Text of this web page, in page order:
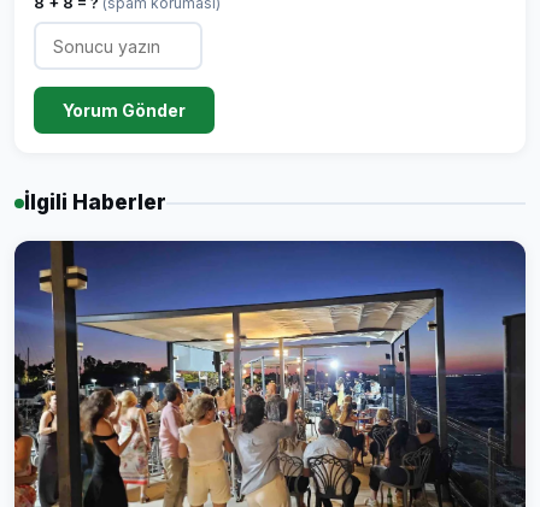
Yorum Gönder
İlgili Haberler